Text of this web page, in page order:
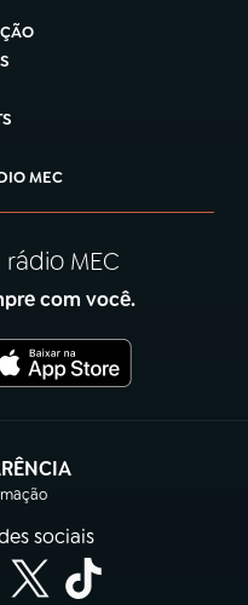
MEC
MEC
com você.
em nova aba)
sociais